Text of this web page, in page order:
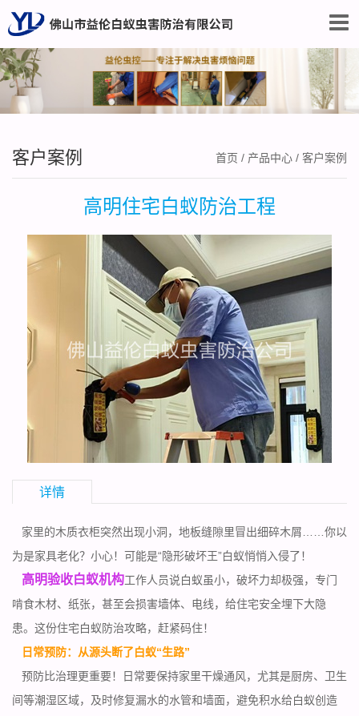
客户案例 首页 / 产品中心 / 客户案例
高明住宅白蚁防治工程
详情
家里的木质衣柜突然出现小洞，地板缝隙里冒出细碎木屑……你以
为是家具老化？小心！可能是“隐形破坏王”白蚁悄悄入侵了！
高明验收白蚁机构工作人员说白蚁虽小，破坏力却极强，专门
啃食木材、纸张，甚至会损害墙体、电线，给住宅安全埋下大隐
患。这份住宅白蚁防治攻略，赶紧码住！
日常预防：从源头断了白蚁“生路”
预防比治理更重要！日常要保持家里干燥通风，尤其是厨房、卫生
间等潮湿区域，及时修复漏水的水管和墙面，避免积水给白蚁创造